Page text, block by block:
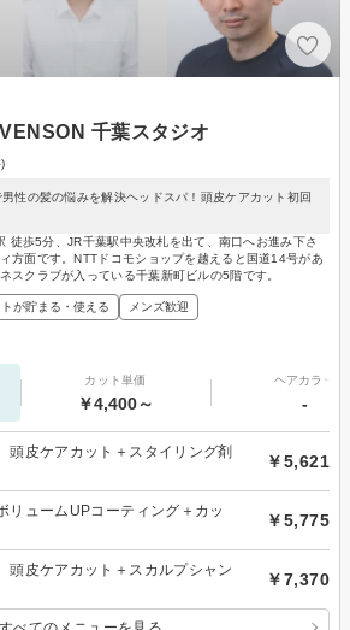
千葉スタジオ
性の髪の悩みを解決ヘッドスパ！頭皮ケアカット初回
徒歩5分、JR千葉駅中央改札を出て、南口へお進み下さ
方面です。NTTドコモショップを越えると国道14号があ
スクラブが入っている千葉新町ビルの5階です。
が貯まる・使える メンズ歓迎
カット単価
￥4,400～
ヘアカラー
-
頭皮ケアカット＋スタイリング剤
￥5,621
リュームUPコーティング＋カッ
￥5,775
頭皮ケアカット＋スカルプシャン
￥7,370